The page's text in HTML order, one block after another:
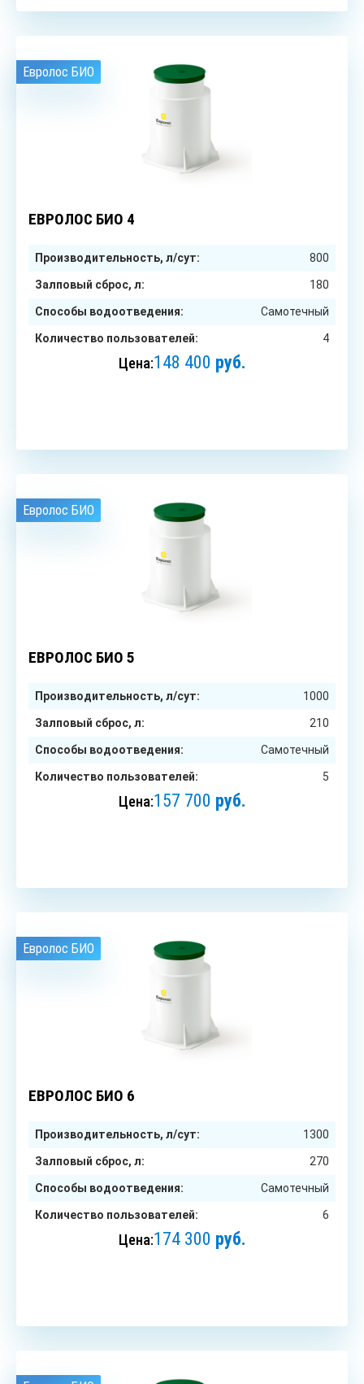
Евролос БИО
ЕВРОЛОС БИО 4
Производительность, л/сут: 800
Залповый сброс, л: 180
Способы водоотведения: Самотечный
Количество пользователей: 4
Цена:148 400 руб.
Евролос БИО
ЕВРОЛОС БИО 5
Производительность, л/сут: 1000
Залповый сброс, л: 210
Способы водоотведения: Самотечный
Количество пользователей: 5
Цена:157 700 руб.
Евролос БИО
ЕВРОЛОС БИО 6
Производительность, л/сут: 1300
Залповый сброс, л: 270
Способы водоотведения: Самотечный
Количество пользователей: 6
Цена:174 300 руб.